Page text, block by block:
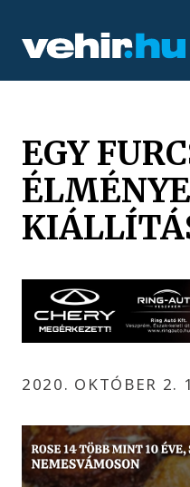
EGY
2020. OKTÓBER 2.